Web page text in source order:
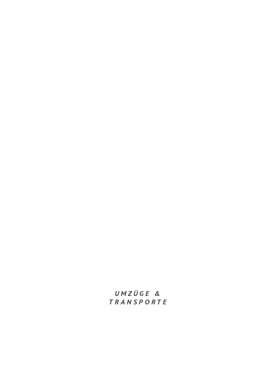
UMZÜGE &
TRANSPORTE